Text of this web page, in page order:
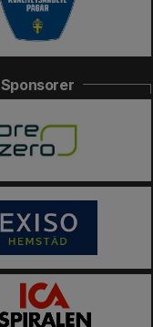
Sponsorer